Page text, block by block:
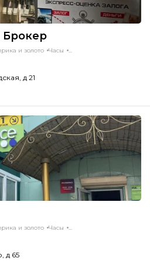
и золото Часы ...
д 21
и золото Часы ...
д 65